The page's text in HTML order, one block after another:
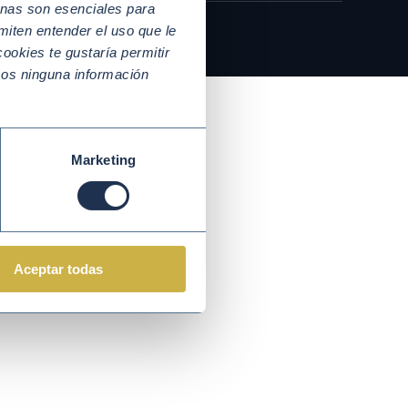
son esenciales para
entender el uso que le
te gustaría permitir
ninguna información
Marketing
Aceptar todas